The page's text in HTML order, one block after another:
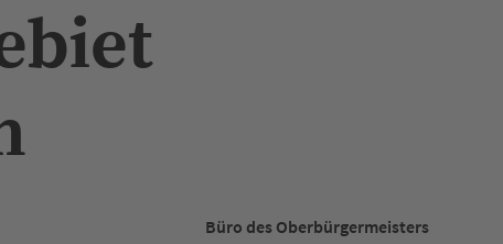
Büro des Oberbürgermeisters